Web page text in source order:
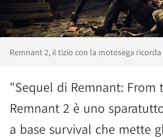
Remnant 2, il tizio con la motosega ricorda
"Sequel di Remnant: From
Remnant 2 è uno
a base survival che mette